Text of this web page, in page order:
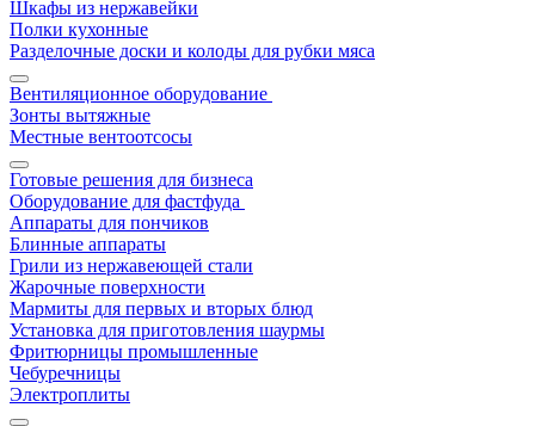
Шкафы из нержавейки
Полки кухонные
Разделочные доски и колоды для рубки мяса
Вентиляционное оборудование
Зонты вытяжные
Местные вентоотсосы
Готовые решения для бизнеса
Оборудование для фастфуда
Аппараты для пончиков
Блинные аппараты
Грили из нержавеющей стали
Жарочные поверхности
Мармиты для первых и вторых блюд
Установка для приготовления шаурмы
Фритюрницы промышленные
Чебуречницы
Электроплиты